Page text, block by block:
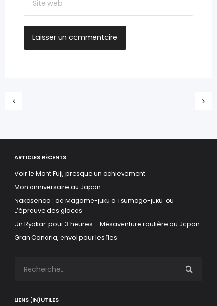
ARTICLES RÉCENTS
Voir le Mont Fuji, presque un achievement
Mon anniversaire au Japon
Nakasendo : de Magome-juku à Tsumago-juku ou
L’épreuve des glaces
Un Ryokan pour 3 heures – Mésaventure routière au Japon
Gran Canaria, envol pour les îles
LIENS (IN)UTILES